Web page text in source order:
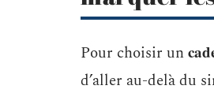
Pour choisir un
d’aller au-delà du